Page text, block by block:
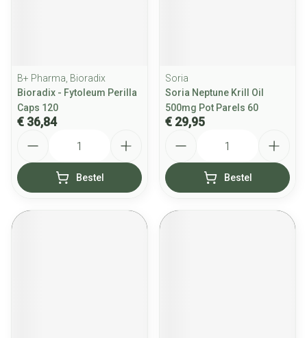
B+ Pharma, Bioradix
Bioradix - Fytoleum Perilla
Caps 120
€ 36,84
Bestel
Soria
Soria Neptune Krill Oil
500mg Pot Parels 60
€ 29,95
Bestel